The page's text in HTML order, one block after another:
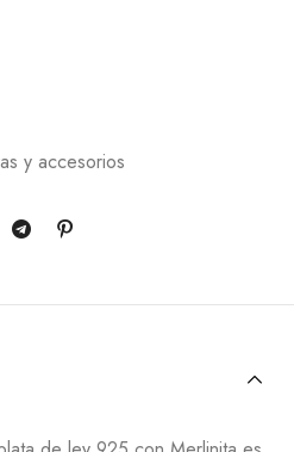
y accesorios